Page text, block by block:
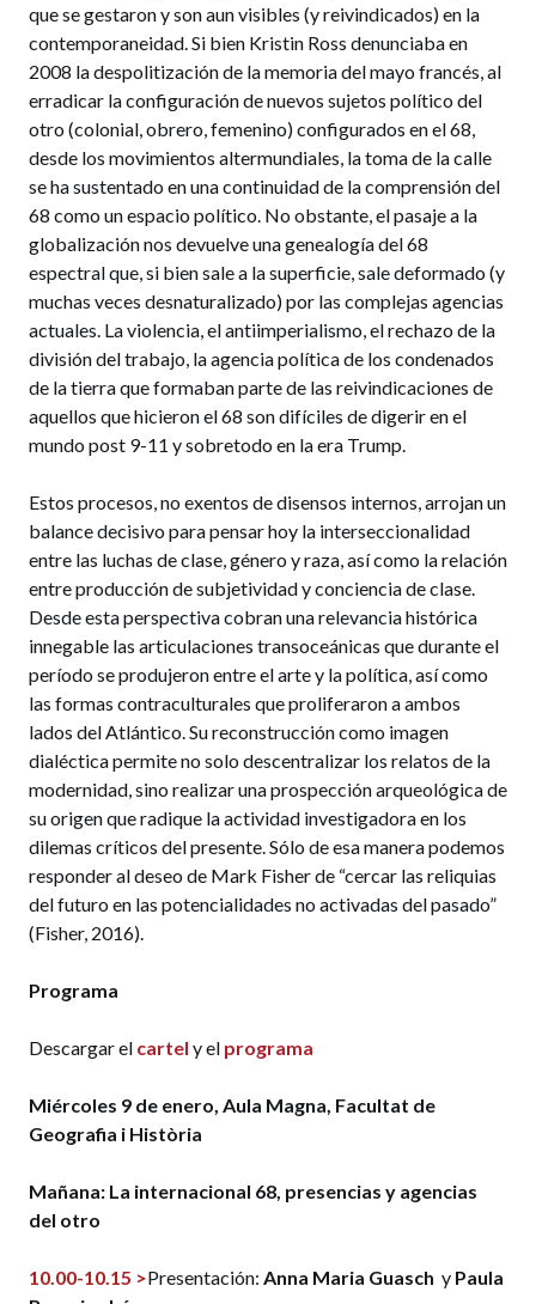
que se gestaron y son aun visibles (y reivindicados) en la
contemporaneidad. Si bien Kristin Ross denunciaba en
2008 la despolitización de la memoria del mayo francés, al
erradicar la configuración de nuevos sujetos político del
otro (colonial, obrero, femenino) configurados en el 68,
desde los movimientos altermundiales, la toma de la calle
se ha sustentado en una continuidad de la comprensión del
68 como un espacio político. No obstante, el pasaje a la
globalización nos devuelve una genealogía del 68
espectral que, si bien sale a la superficie, sale deformado (y
muchas veces desnaturalizado) por las complejas agencias
actuales. La violencia, el antiimperialismo, el rechazo de la
división del trabajo, la agencia política de los condenados
de la tierra que formaban parte de las reivindicaciones de
aquellos que hicieron el 68 son difíciles de digerir en el
mundo post 9-11 y sobretodo en la era Trump.
Estos procesos, no exentos de disensos internos, arrojan un
balance decisivo para pensar hoy la interseccionalidad
entre las luchas de clase, género y raza, así como la relación
entre producción de subjetividad y conciencia de clase.
Desde esta perspectiva cobran una relevancia histórica
innegable las articulaciones transoceánicas que durante el
período se produjeron entre el arte y la política, así como
las formas contraculturales que proliferaron a ambos
lados del Atlántico. Su reconstrucción como imagen
dialéctica permite no solo descentralizar los relatos de la
modernidad, sino realizar una prospección arqueológica de
su origen que radique la actividad investigadora en los
dilemas críticos del presente. Sólo de esa manera podemos
responder al deseo de Mark Fisher de “cercar las reliquias
del futuro en las potencialidades no activadas del pasado”
(Fisher, 2016).
Programa
Descargar el cartel y el programa
Miércoles 9 de enero, Aula Magna, Facultat de
Geografia i Història
Mañana: La internacional 68, presencias y agencias
del otro
10.00-10.15 >Presentación: Anna Maria Guasch y Paula